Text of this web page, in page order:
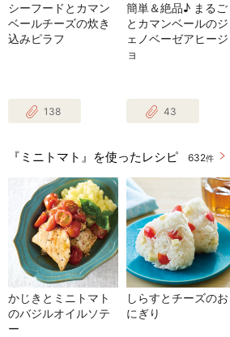
シーフードとカマン
ベールチーズの炊き
込みピラフ
138
簡単＆絶品♪ まるご
とカマンベールのジ
ェノベーゼアヒージ
ョ
43
『ミニトマト』を使ったレシピ 632件
かじきとミニトマト
のバジルオイルソテ
ー
しらすとチーズのお
にぎり